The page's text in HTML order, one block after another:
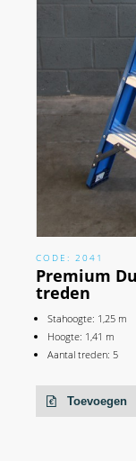
CODE: 2041
Premium
treden
Stahoogte: 1,25 m
Hoogte: 1,41 m
Aantal treden: 5
Toevoegen